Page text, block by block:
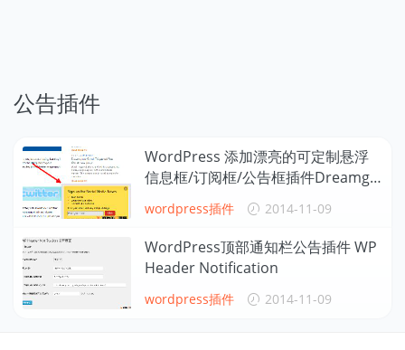
公告插件
WordPress 添加漂亮的可定制悬浮
信息框/订阅框/公告框插件Dreamgr
ow Scroll Triggered Box
wordpress插件 2014-11-09
WordPress顶部通知栏公告插件 WP
Header Notification
wordpress插件 2014-11-09